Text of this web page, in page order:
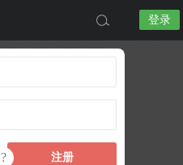
登录
? 注册